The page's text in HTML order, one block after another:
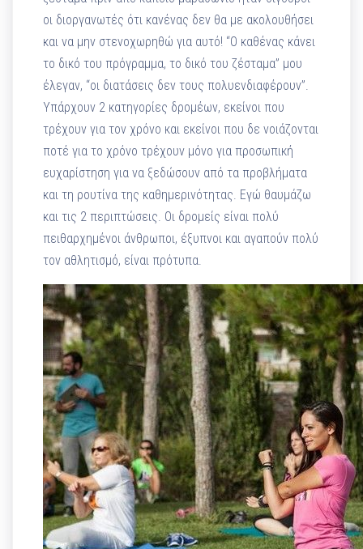
οι διοργανωτές ότι κανένας δεν θα με ακολουθήσει
και να μην στενοχωρηθώ για αυτό! “Ο καθένας κάνει
το δικό του πρόγραμμα, το δικό του ζέσταμα” μου
έλεγαν, “οι διατάσεις δεν τους πολυενδιαφέρουν”.
Υπάρχουν 2 κατηγορίες δρομέων, εκείνοι που
τρέχουν για τον χρόνο και εκείνοι που δε νοιάζονται
ποτέ για το χρόνο τρέχουν μόνο για προσωπική
ευχαρίστηση για να ξεδώσουν από τα προβλήματα
και τη ρουτίνα της καθημερινότητας. Εγώ θαυμάζω
και τις 2 περιπτώσεις. Οι δρομείς είναι πολύ
πειθαρχημένοι άνθρωποι, έξυπνοι και αγαπούν πολύ
τον αθλητισμό, είναι πρότυπα.